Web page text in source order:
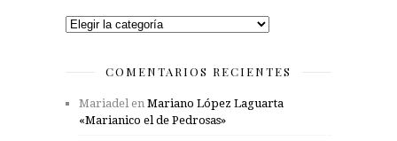
Categorías
COMENTARIOS RECIENTES
Mariadelen Mariano López Laguarta
«Marianico el de Pedrosas»